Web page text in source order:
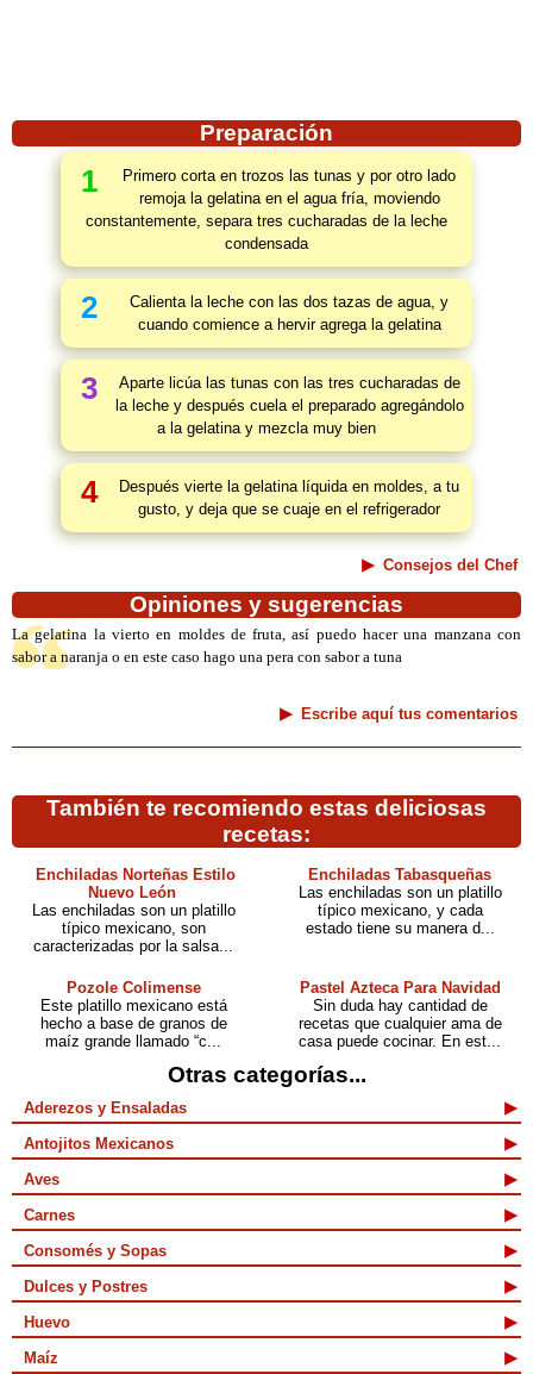
Preparación
1
Primero corta en trozos las tunas y por otro lado
remoja la gelatina en el agua fría, moviendo
constantemente, separa tres cucharadas de la leche
condensada
2
Calienta la leche con las dos tazas de agua, y
cuando comience a hervir agrega la gelatina
3
Aparte licúa las tunas con las tres cucharadas de
la leche y después cuela el preparado agregándolo
a la gelatina y mezcla muy bien
4
Después vierte la gelatina líquida en moldes, a tu
gusto, y deja que se cuaje en el refrigerador
Consejos del Chef
Opiniones y sugerencias
La gelatina la vierto en moldes de fruta, así puedo hacer una manzana con
sabor a naranja o en este caso hago una pera con sabor a tuna
Escribe aquí tus comentarios
También te recomiendo estas deliciosas
recetas:
Enchiladas Norteñas Estilo
Nuevo León
Las enchiladas son un platillo
típico mexicano, son
caracterizadas por la salsa...
Enchiladas Tabasqueñas
Las enchiladas son un platillo
típico mexicano, y cada
estado tiene su manera d...
Pozole Colimense
Este platillo mexicano está
hecho a base de granos de
maíz grande llamado “c...
Pastel Azteca Para Navidad
Sin duda hay cantidad de
recetas que cualquier ama de
casa puede cocinar. En est...
Otras categorías...
Aderezos y Ensaladas
Antojitos Mexicanos
Aves
Carnes
Consomés y Sopas
Dulces y Postres
Huevo
Maíz